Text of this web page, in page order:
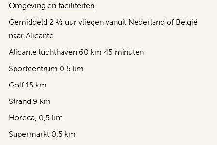
Omgeving en faciliteiten
Gemiddeld 2 ½ uur vliegen vanuit Nederland of België
naar Alicante
Alicante luchthaven 60 km 45 minuten
Sportcentrum 0,5 km
Golf 15 km
Strand 9 km
Horeca, 0,5 km
Supermarkt 0,5 km